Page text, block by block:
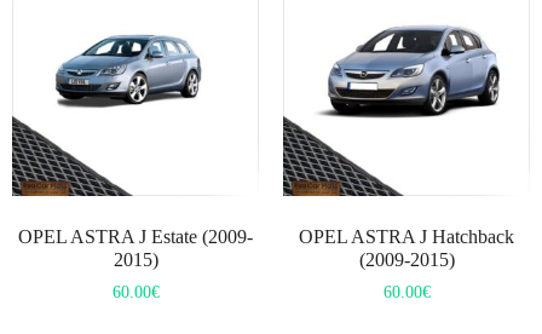
OPEL ASTRA J Estate (2009-
2015)
60.00€
OPEL ASTRA J Hatchback
(2009-2015)
60.00€